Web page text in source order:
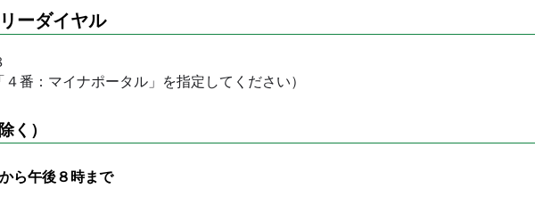
ーダイヤル
４番：マイナポータル」を指定してください）
く）
午後８時まで